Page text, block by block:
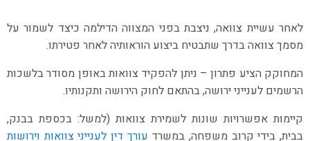
לאחר עשיית צוואה, ניצבת בפני המצווה הדילמה כיצד לשמור על
מסמך צוואה בדרך שתבטיח ביצוע הוראותיה לאחר פטירתו.
המחוקק הציע פתרון – ניתן להפקיד צוואות באופן מסודר בלשכות
הרשמים לענייני ירושה, בהתאם לחוק הירושה ותקנותיו.
קיימות אפשרויות שונות לשמירת צוואות (למשל: בכספת בבנק,
בבית, בידי קרוב משפחה, במשרד עורך דין לענייני צוואות וירושות